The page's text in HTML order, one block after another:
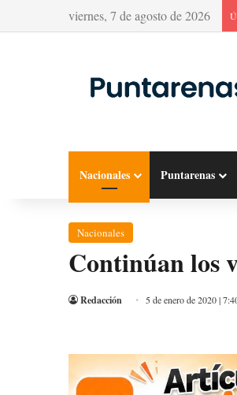
viernes, 7 de agosto de 2026
Nacionales Puntarenas
Nacionales
Continúan los
Redacción 5 de enero de 2020 |